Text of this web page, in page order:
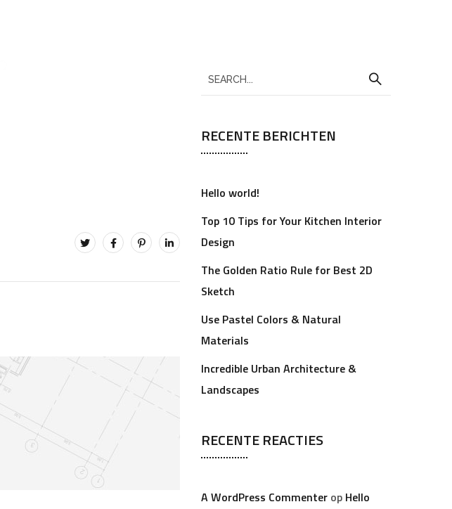
RECENTE BERICHTEN
Hello world!
Top 10 Tips for Your Kitchen Interior
Design
The Golden Ratio Rule for Best 2D
Sketch
Use Pastel Colors & Natural
Materials
Incredible Urban Architecture &
Landscapes
RECENTE REACTIES
A WordPress Commenter op Hello